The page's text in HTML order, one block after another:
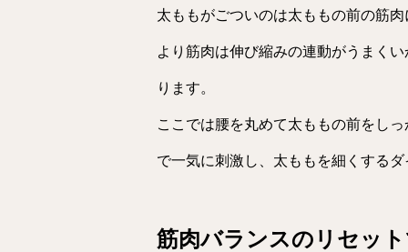
太ももがごついのは太ももの前の筋
より筋肉は伸び縮みの連動がうまく
ります。
ここでは腰を丸めて太ももの前をし
で一気に刺激し、太ももを細くする
筋肉バランスのリセッ